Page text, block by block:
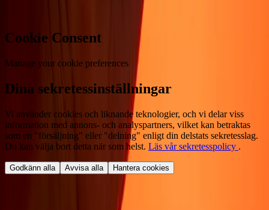
Cookie Consent
Manage your cookie preferences
Dina sekretessinställningar
Vi använder cookies och liknande teknologier, och vi delar viss
information med annons- och analyspartners, vilket kan betraktas
som en "försäljning" eller "delning" enligt din delstats sekretesslag.
Du kan välja bort detta när som helst. Läs vår sekretesspolicy .
Godkänn alla Avvisa alla Hantera cookies